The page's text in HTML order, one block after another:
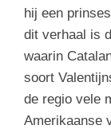
hij een
dit verhaal is
waarin
soort
de regio vele
Amerikaanse